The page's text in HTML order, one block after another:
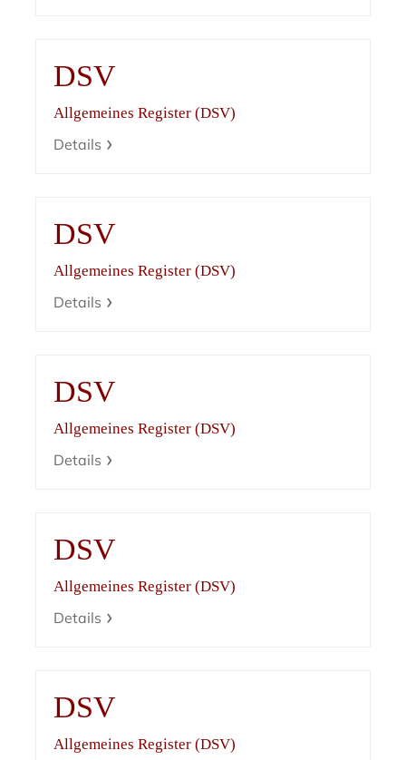
DSV
Allgemeines Register (DSV)
Details
DSV
Allgemeines Register (DSV)
Details
DSV
Allgemeines Register (DSV)
Details
DSV
Allgemeines Register (DSV)
Details
DSV
Allgemeines Register (DSV)